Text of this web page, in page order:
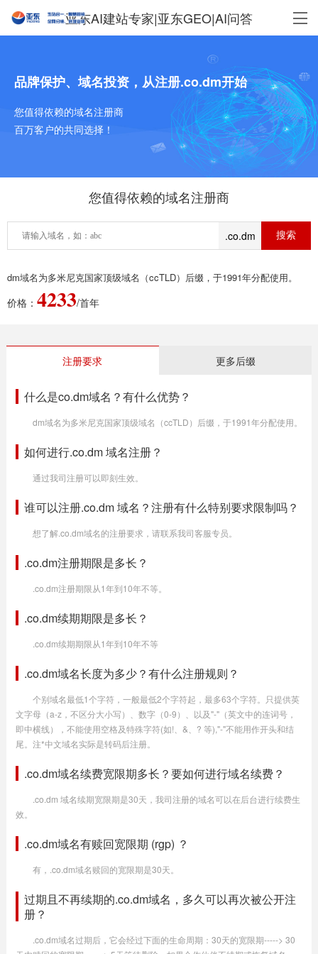
亚东AI建站专家|亚东GEO|AI问答
品牌保护、域名投资，从注册.co.dm开始
您值得依赖的域名注册商
百万客户的共同选择！
您值得依赖的域名注册商
.co.dm
dm域名为多米尼克国家顶级域名（ccTLD）后缀，于1991年分配使用。
价格： 4233/首年
注册要求 更多后缀
什么是co.dm域名？有什么优势？
dm域名为多米尼克国家顶级域名（ccTLD）后缀，于1991年分配使用。
如何进行.co.dm 域名注册？
通过我司注册可以即刻生效。
谁可以注册.co.dm 域名？注册有什么特别要求限制吗？
想了解.co.dm域名的注册要求，请联系我司客服专员。
.co.dm注册期限是多长？
.co.dm注册期限从1年到10年不等。
.co.dm续期期限是多长？
.co.dm续期期限从1年到10年不等
.co.dm域名长度为多少？有什么注册规则？
个别域名最低1个字符，一般最低2个字符起，最多63个字符。只提供英
文字母（a-z，不区分大小写）、数字（0-9）、以及"-"（英文中的连词号，
即中横线），不能使用空格及特殊字符(如!、&、? 等),"-"不能用作开头和结
尾。注*中文域名实际是转码后注册。
.co.dm域名续费宽限期多长？要如何进行域名续费？
.co.dm 域名续期宽限期是30天，我司注册的域名可以在后台进行续费生
效。
.co.dm域名有赎回宽限期 (rgp) ？
有，.co.dm域名赎回的宽限期是30天。
过期且不再续期的.co.dm域名，多久可以再次被公开注
册？
.co.dm域名过期后，它会经过下面的生命周期：30天的宽限期-----> 30